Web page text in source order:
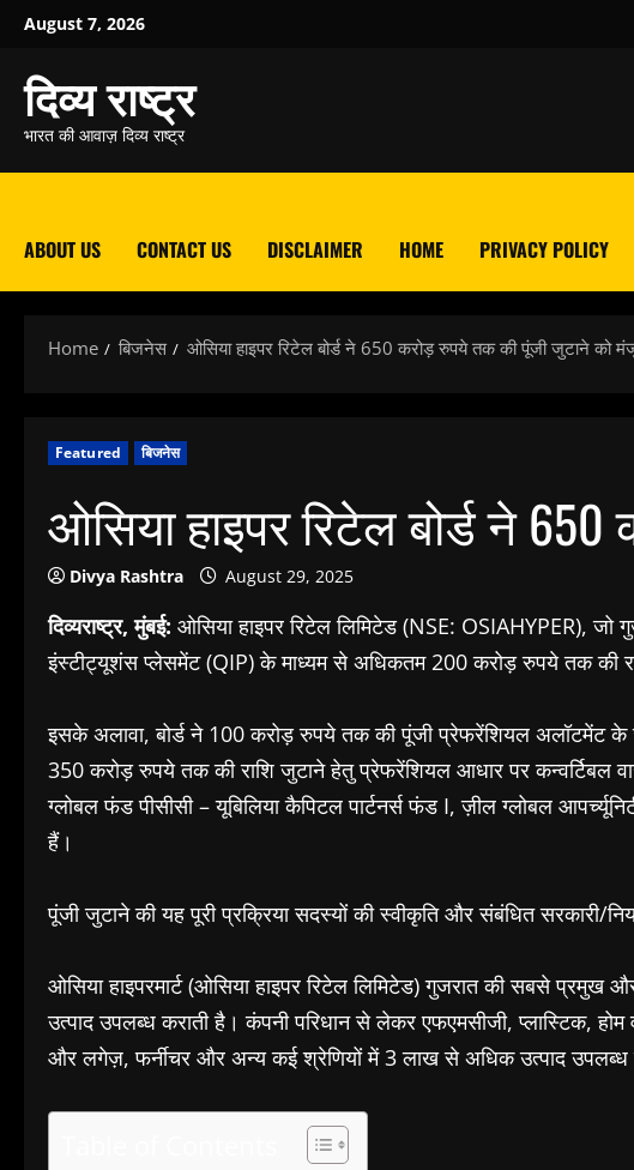
SkipAugust 7, 2026
दिव्य राष्ट्र
भारत की आवाज़ दिव्य राष्ट्र
ABOUT US CONTACT US DISCLAIMER HOME PRIVACY POLICY
Home बिजनेस ओसिया हाइपर रिटेल बोर्ड ने 650 करोड़ रुपये तक की पूंजी जुटाने को
Featured बिजनेस
ओसिया हाइपर रिटेल बोर्ड ने
Divya Rashtra August 29, 2025
दिव्यराष्ट्र, मुंबई: ओसिया हाइपर रिटेल लिमिटेड (NSE: OSIAHYPER),
इंस्टीट्यूशंस प्लेसमेंट (QIP) के माध्यम से अधिकतम 200 करोड़ रुपये तक की
इसके अलावा, बोर्ड ने 100 करोड़ रुपये तक की पूंजी प्रेफरेंशियल अलॉटमेंट के
350 करोड़ रुपये तक की राशि जुटाने हेतु प्रेफरेंशियल आधार पर कन्वर्टिबल
ग्लोबल फंड पीसीसी – यूबिलिया कैपिटल पार्टनर्स फंड I, ज़ील ग्लोबल
हैं।
पूंजी जुटाने की यह पूरी प्रक्रिया सदस्यों की स्वीकृति और संबंधित सरकारी/
ओसिया हाइपरमार्ट (ओसिया हाइपर रिटेल लिमिटेड) गुजरात की सबसे प्रमुख
उत्पाद उपलब्ध कराती है। कंपनी परिधान से लेकर एफएमसीजी, प्लास्टिक,
और लगेज़, फर्नीचर और अन्य कई श्रेणियों में 3 लाख से अधिक उत्पाद उपलब्ध